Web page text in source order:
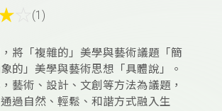
(1)
將「複雜的」美學與藝術議題「簡
的」美學與藝術思想「具體說」。
藝術、設計、文創等方法為議題，
過自然、輕鬆、和諧方式融入生